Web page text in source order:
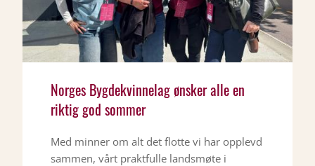
Norges Bygdekvinnelag ønsker alle en
riktig god sommer
Med minner om alt det flotte vi har opplevd
sammen, vårt praktfulle landsmøte i